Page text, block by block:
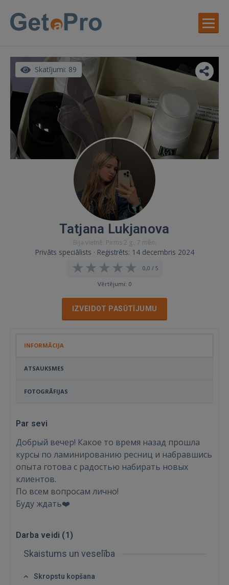
Skatījumi: 89
Tatjana Lukjanova
Bija vietnē: Pirms 2 g., 7 mēn.
Privāts speciālists · Reģistrēts: 14 decembris 2024
0,0 / 5
Vērtējumi: 0
IZVEIDOT PASŪTĪJUMU
INFORMĀCIJA
ATSAUKSMES
FOTOGRĀFIJAS
Par sevi
Добрый вечер! Какое то время назад прошла
курсы по ламинированию ресниц и набравшись
опыта готова с радостью набирать новых
клиентов.
По всем вопросам лично!
Буду ждать❤️
Darba veidi (1)
Skaistums un veselība
Skropstu kopšana